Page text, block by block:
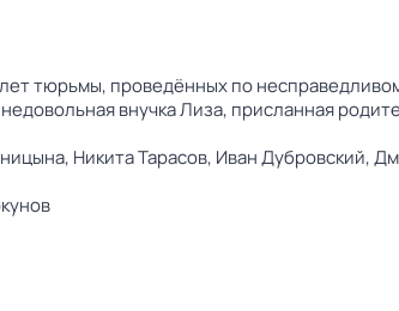
тюрьмы, проведённых по
внучка Лиза, присланная
Никита Тарасов, Иван Дубровский,